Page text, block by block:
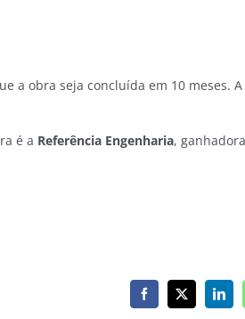
a obra seja concluída em 10 meses. A
é a Referência Engenharia,
Facebook
X